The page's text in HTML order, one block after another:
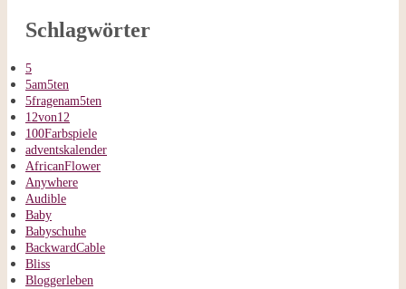
Schlagwörter
5
5am5ten
5fragenam5ten
12von12
100Farbspiele
adventskalender
AfricanFlower
Anywhere
Audible
Baby
Babyschuhe
BackwardCable
Bliss
Bloggerleben